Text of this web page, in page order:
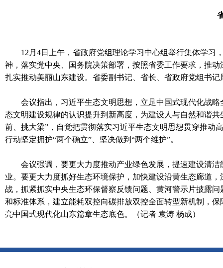
12月4日上午，省政府党组理论学习中心组举行集体学
神，落实党中央、国务院决策部署，按照省委工作要求，推
扎实推动美丽山东建设。省委副书记、省长、省政府党组书记
会议指出，习近平生态文明思想，立足中国式现代化战
态文明建设规律的认识提升到新高度，为建设人与自然和谐
前、挑大梁”，自觉把贯彻落实习近平生态文明思想贯穿推动
行动坚定拥护“两个确立”、坚决做到“两个维护”。
会议强调，要更大力度推动产业绿色发展，提速建设清
业。要更大力度抓好生态环境保护，加快建设沿黄生态廊道
战，抓紧抓实中央生态环保督察反馈问题、黄河警示片披露
和标准体系，建立能耗双控向碳排放双控全面转型新机制，
亮中国式现代化山东篇章生态底色。（记者 袁涛 杨成）